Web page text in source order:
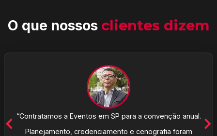
O que nossos clientes dizem
“Contratamos a Eventos em SP para a convenção anual.
Planejamento, credenciamento e cenografia foram